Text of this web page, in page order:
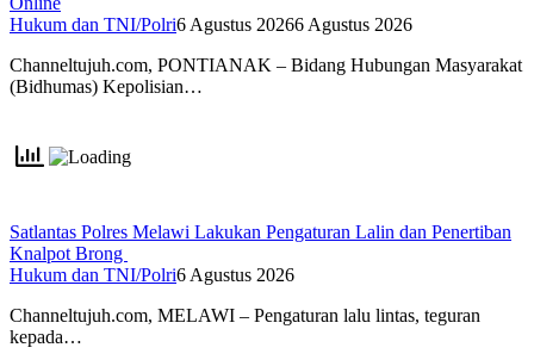
Hukum dan TNI/Polri6 Agustus 20266 Agustus 2026
Channeltujuh.com, PONTIANAK – Bidang Hubungan Masyarakat
(Bidhumas) Kepolisian…
Satlantas Polres Melawi Lakukan Pengaturan Lalin dan Penertiban
Knalpot Brong
Hukum dan TNI/Polri6 Agustus 2026
Channeltujuh.com, MELAWI – Pengaturan lalu lintas, teguran
kepada…